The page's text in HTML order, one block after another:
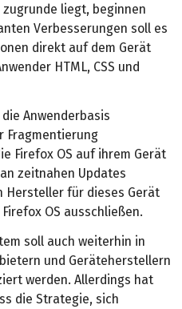
zugrunde liegt, beginnen
Verbesserungen soll es
direkt auf dem Gerät
HTML, CSS und
Anwenderbasis
Fragmentierung
Firefox OS auf ihrem Gerät
zeitnahen Updates
Hersteller für dieses Gerät
OS ausschließen.
soll auch weiterhin in
und Geräteherstellern
werden. Allerdings hat
die Strategie, sich